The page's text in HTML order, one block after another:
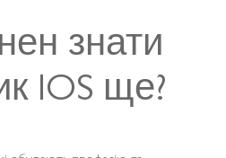
знати
IOS ще?